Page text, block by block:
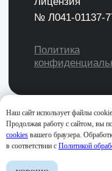
Наш сайт использует файлы
Продолжая работу с сайтом, вы
cookies вашего браузера.
в соответствии с Политикой